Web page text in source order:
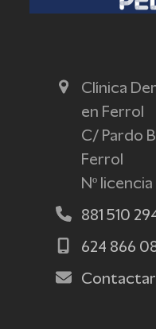
Clínica
en Ferrol
C/ Pardo
Ferrol
Nº
881 510
624 866
Contactar